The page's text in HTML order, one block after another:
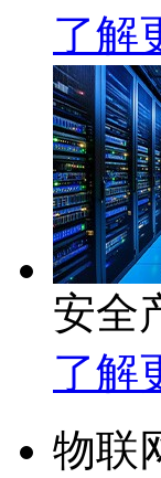
了解
安全
了解
物联